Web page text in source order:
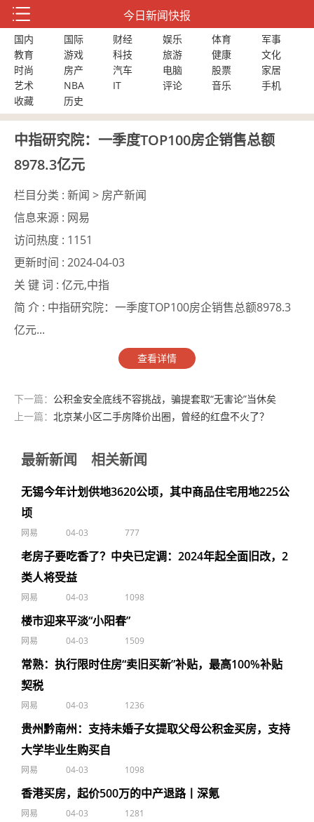
今日新闻快报
国内 国际 财经 娱乐 体育
军事
教育
游戏 科技 旅游 健康
文化
时尚
房产 汽车 电脑 股票
家居
艺术
NBA IT 评论 音乐
手机
收藏
历史
中指研究院：一季度TOP100房企销售总额
8978.3亿元
栏目分类 : 新闻 > 房产新闻
信息来源 : 网易
访问热度 : 1151
更新时间 : 2024-04-03
关 键 词 : 亿元,中指
简 介 : 中指研究院：一季度TOP100房企销售总额8978.3
亿元...
查看详情
下一篇： 公积金安全底线不容挑战，骗提套取“无害论”当休矣
上一篇： 北京某小区二手房降价出圈，曾经的红盘不火了？
最新新闻 相关新闻
无锡今年计划供地3620公顷，其中商品住宅用地225公
顷
网易 04-03 777
老房子要吃香了？中央已定调：2024年起全面旧改，2
类人将受益
网易 04-03 1098
楼市迎来平淡“小阳春”
网易 04-03 1509
常熟：执行限时住房“卖旧买新”补贴，最高100%补贴
契税
网易 04-03 1236
贵州黔南州：支持未婚子女提取父母公积金买房，支持
大学毕业生购买自
网易 04-03 1098
香港买房，起价500万的中产退路丨深氪
网易 04-03 1281